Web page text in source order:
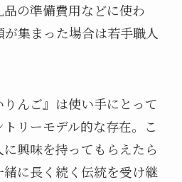
の準備費用などに使わ
集まった場合は若手職人
んご』は使い手にとって
リーモデル的な存在。こ
興味を持ってもらえたら
に長く続く伝統を受け継